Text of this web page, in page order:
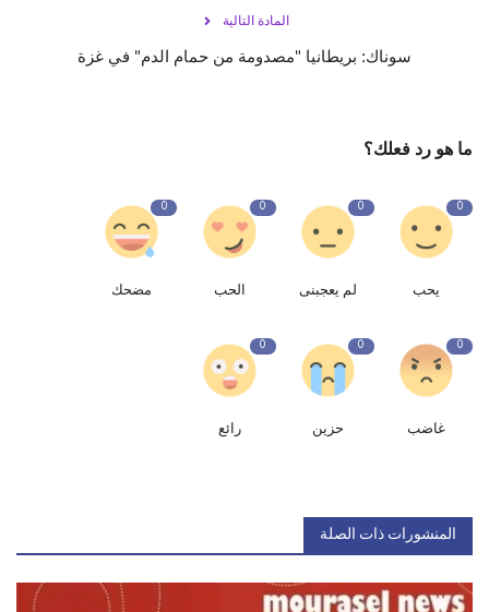
المادة التالية
سوناك: بريطانيا "مصدومة من حمام الدم" في غزة
ما هو رد فعلك؟
0
يحب
0
لم يعجبنى
0
الحب
0
مضحك
0
غاضب
0
حزين
0
رائع
المنشورات ذات الصلة